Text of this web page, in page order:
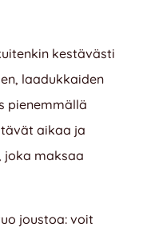
kestävästi
laadukkaiden
pienemmällä
aikaa ja
joka maksaa
joustoa: voit